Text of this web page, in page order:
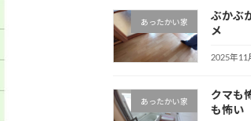
あったかい家
ぶかぶ
メ
2025年11
あったかい家
クマも
も怖い